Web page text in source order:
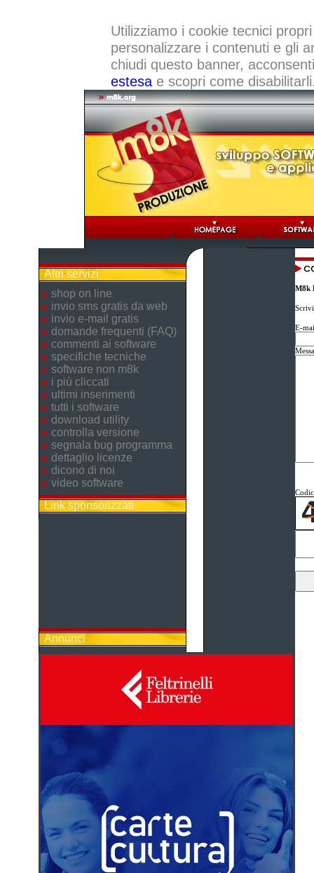
Utilizziamo i cookie tecnici
personalizzare i contenuti e gli
chiudi questo banner,
estesae scopri come
Altri servizi
shop on line
invio sms gratis da web
invio e-mail gratis
domande frequenti (FAQ)
commenti ai software
specifiche tecniche
software non m8k
i più cliccati
ultimi inserimenti
tutti i software
download utility
controlla versione
segnala bug programma
dettaglio licenze
dicono di noi
video software
Link sponsorizzati
Annunci
M8k
E-